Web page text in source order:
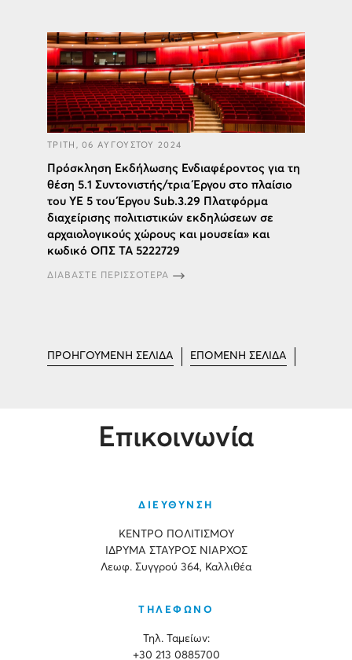
ΤΡΙΤΗ, 06 ΑΥΓΟΥΣΤΟΥ 2024
Πρόσκληση Εκδήλωσης Ενδιαφέροντος για τη
θέση 5.1 Συντονιστής/τρια Έργου στο πλαίσιο
του ΥΕ 5 του Έργου Sub.3.29 Πλατφόρμα
διαχείρισης πολιτιστικών εκδηλώσεων σε
αρχαιολογικούς χώρους και μουσεία» και
κωδικό ΟΠΣ ΤΑ 5222729
ΔΙΑΒΑΣΤΕ ΠΕΡΙΣΣΟΤΕΡΑ
ΠΡΟΗΓΟΥΜΕΝΗ ΣΕΛΙΔΑ ΕΠΟΜΕΝΗ ΣΕΛΙΔΑ
Επικοινωνία
ΔΙΕΥΘΥΝΣΗ
ΚΕΝΤΡΟ ΠΟΛΙΤΙΣΜΟΥ
ΙΔΡΥΜΑ ΣΤΑΥΡΟΣ ΝΙΑΡΧΟΣ
Λεωφ. Συγγρού 364, Καλλιθέα
ΤΗΛΕΦΩΝΟ
Τηλ. Ταμείων:
+30 213 0885700